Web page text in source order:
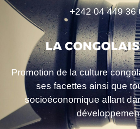
+242 04 449 36
Promotion de la culture
ses facettes ainsi que
socioéconomique allant